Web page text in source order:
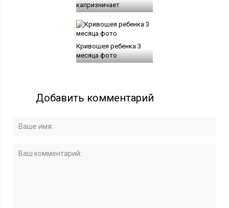
капризничает
Кривошея ребенка 3
месяца фото
Добавить комментарий